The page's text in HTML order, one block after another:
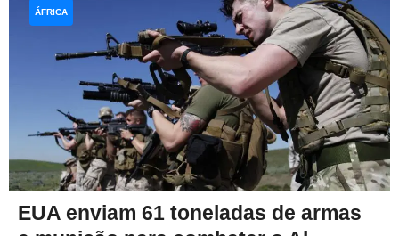
EUA enviam 61 toneladas de armas
ÁFRICA